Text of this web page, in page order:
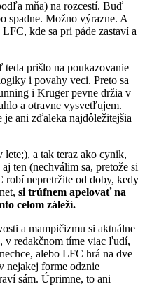
mňa) na rozcestí. Buď
spadne. Možno výrazne. A
kde sa pri páde zastaví a
prišlo na poukazovanie
i povahy veci. Preto sa
i Kruger pevne držia v
a otravne vysvetľujem.
ani zďaleka najdôležitejšia
lete;), a tak teraz ako cynik,
ten (nechválim sa, pretože si
nepretržite od doby, kedy
si trúfnem apelovať na
celom záleží.
a mampičizmu si aktuálne
v redakčnom tíme viac ľudí,
alebo LFC hrá na dve
nejakej forme odznie
sám. Úprimne, to ani